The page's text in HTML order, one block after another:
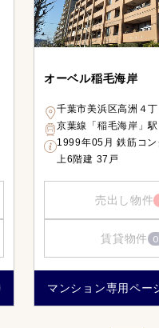
オーベル稲毛海岸
千葉市美浜区高洲４
京葉線「稲毛海岸」
1999年05月 鉄筋コ
上6階建 37戸
売出し物件
賃貸物件 0
マンション専用ペー